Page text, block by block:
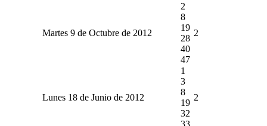
Martes 9 de Octubre de 2012
2
8
19
28
40
47
2
Lunes 18 de Junio de 2012
1
3
8
19
32
33
2